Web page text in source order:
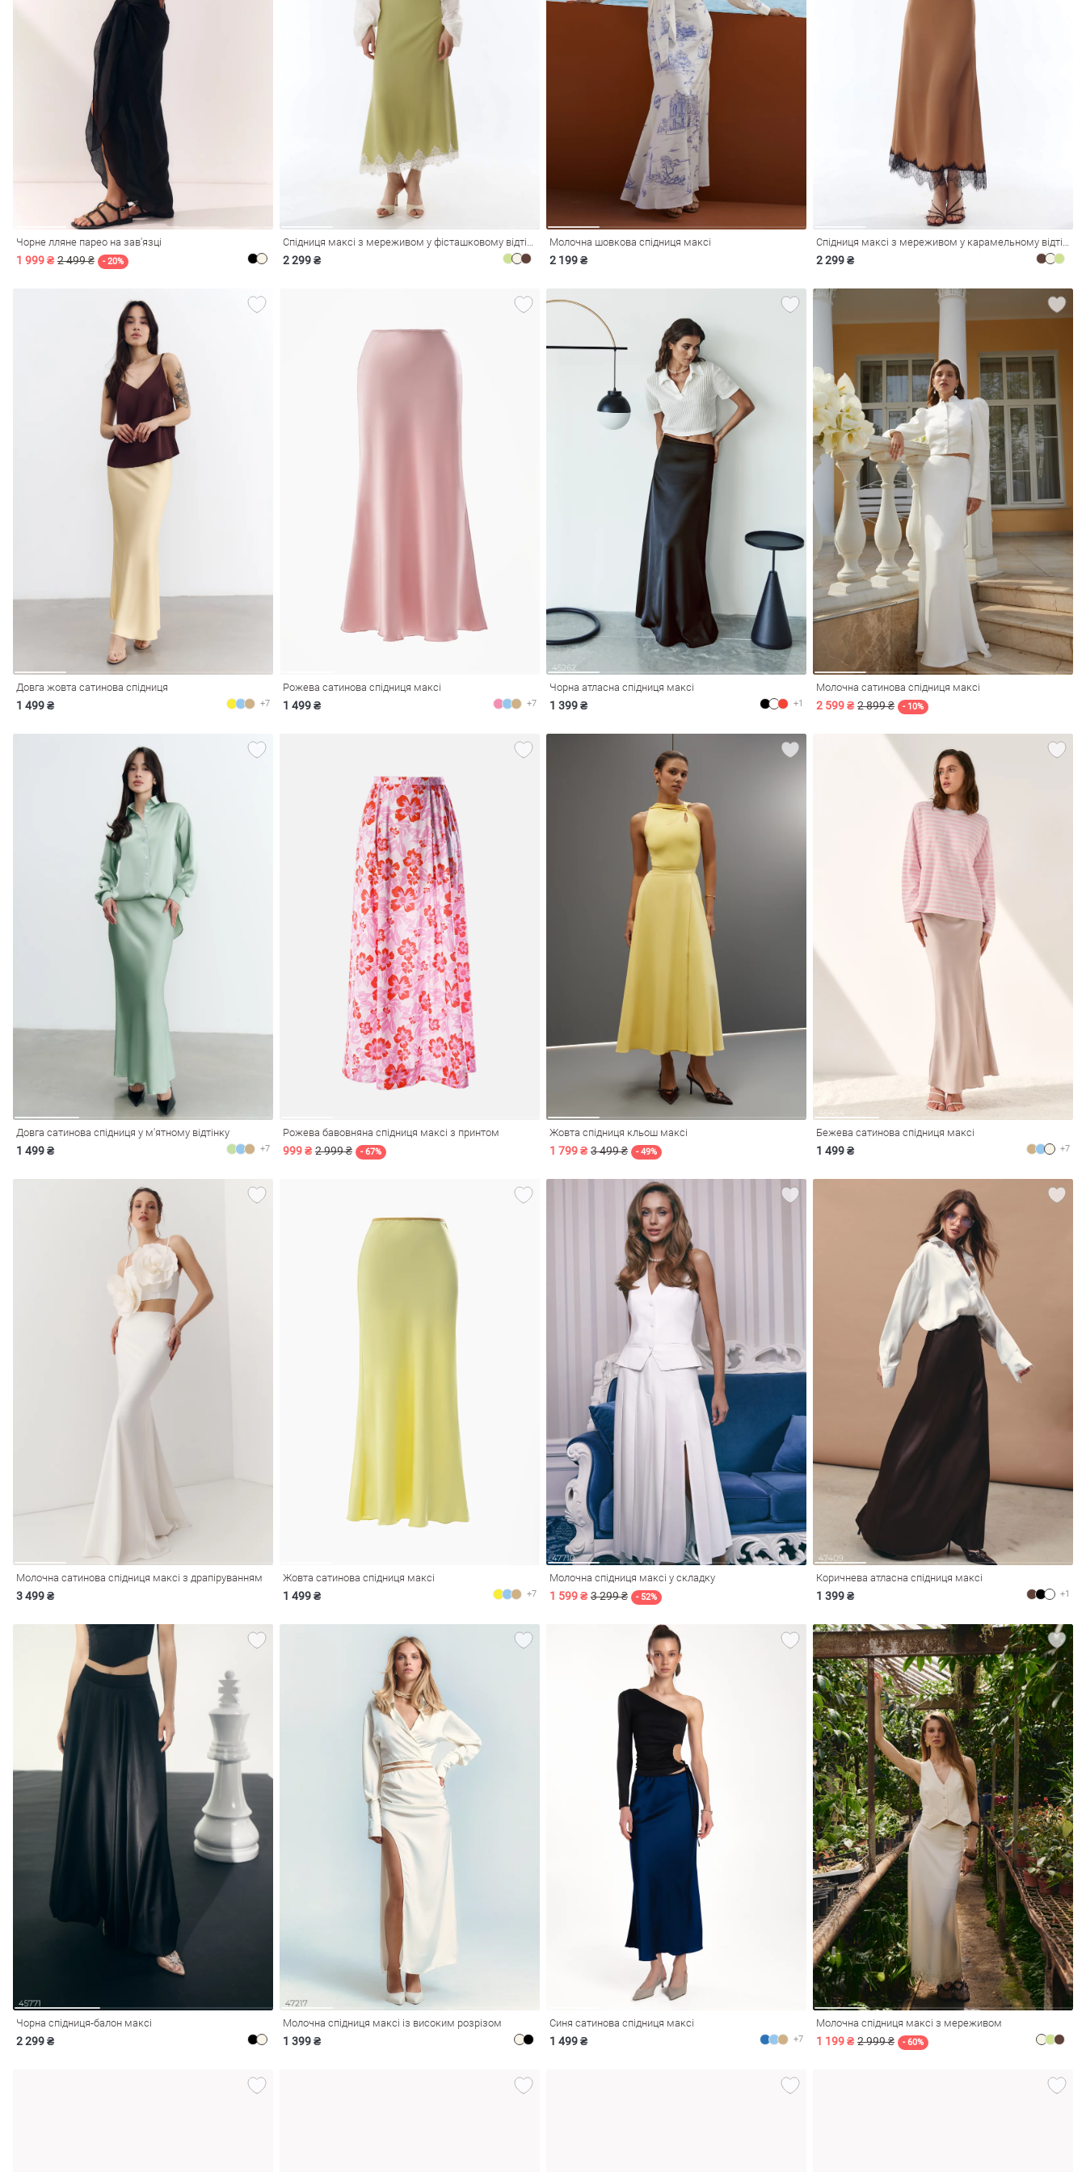
КосметикаХустки
Чорне лляне парео на зав'язці
1 999 ₴ 2 499 ₴ - 20%
Спідниця максі з мереживом у фісташковому відтінку
2 299 ₴
Молочна шовкова спідниця максі
2 199 ₴
Спідниця максі з мереживом у карамельному відтінку
2 299 ₴
Довга жовта сатинова спідниця
1 499 ₴ +7
Рожева сатинова спідниця максі
1 499 ₴ +7
Чорна атласна спідниця максі
1 399 ₴ +1
Молочна сатинова спідниця максі
2 599 ₴ 2 899 ₴ - 10%
Довга сатинова спідниця у м'ятному відтінку
1 499 ₴ +7
Рожева бавовняна спідниця максі з принтом
999 ₴ 2 999 ₴ - 67%
Жовта спідниця кльош максі
1 799 ₴ 3 499 ₴ - 49%
Бежева сатинова спідниця максі
1 499 ₴ +7
Молочна сатинова спідниця максі з драпіруванням
3 499 ₴
Жовта сатинова спідниця максі
1 499 ₴ +7
Молочна спідниця максі у складку
1 599 ₴ 3 299 ₴ - 52%
Коричнева атласна спідниця максі
1 399 ₴ +1
Чорна спідниця-балон максі
2 299 ₴
Молочна спідниця максі із високим розрізом
1 399 ₴
Синя сатинова спідниця максі
1 499 ₴ +7
Молочна спідниця максі з мереживом
1 199 ₴ 2 999 ₴ - 60%